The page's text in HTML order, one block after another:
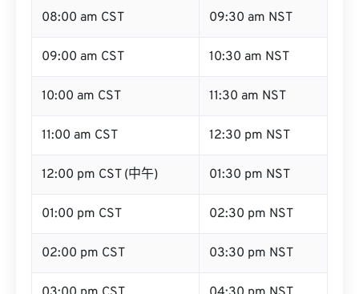
08:00 am CST 09:30 am NST
09:00 am CST 10:30 am NST
10:00 am CST 11:30 am NST
11:00 am CST 12:30 pm NST
12:00 pm CST (中午) 01:30 pm NST
01:00 pm CST 02:30 pm NST
02:00 pm CST 03:30 pm NST